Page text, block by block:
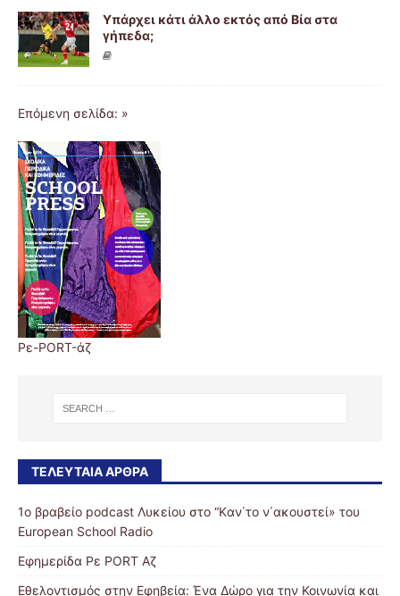
Υπάρχει κάτι άλλο εκτός από Βία στα
γήπεδα;
Επόμενη σελίδα: »
Ρε-PORT-άζ
ΤΕΛΕΥΤΑΊΑ ΆΡΘΡΑ
1ο βραβείο podcast Λυκείου στο “Kαν΄το ν΄ακουστεί» του
European School Radio
Εφημερίδα Ρε PORT Αζ
Εθελοντισμός στην Εφηβεία: Ένα Δώρο για την Κοινωνία και